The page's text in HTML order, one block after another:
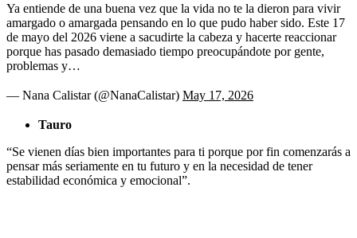
Ya entiende de una buena vez que la vida no te la dieron para vivir
amargado o amargada pensando en lo que pudo haber sido. Este 17
de mayo del 2026 viene a sacudirte la cabeza y hacerte reaccionar
porque has pasado demasiado tiempo preocupándote por gente,
problemas y…
— Nana Calistar (@NanaCalistar) May 17, 2026
Tauro
“Se vienen días bien importantes para ti porque por fin comenzarás a
pensar más seriamente en tu futuro y en la necesidad de tener
estabilidad económica y emocional”.